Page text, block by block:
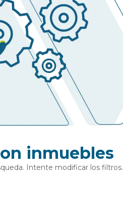
inmuebles
Intente modificar los filtros.